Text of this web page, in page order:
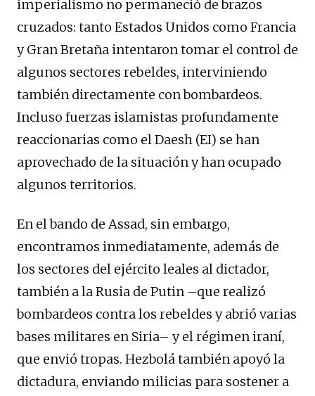
imperialismo no permaneció de brazos
cruzados: tanto Estados Unidos como Francia
y Gran Bretaña intentaron tomar el control de
algunos sectores rebeldes, interviniendo
también directamente con bombardeos.
Incluso fuerzas islamistas profundamente
reaccionarias como el Daesh (EI) se han
aprovechado de la situación y han ocupado
algunos territorios.
En el bando de Assad, sin embargo,
encontramos inmediatamente, además de
los sectores del ejército leales al dictador,
también a la Rusia de Putin –que realizó
bombardeos contra los rebeldes y abrió varias
bases militares en Siria– y el régimen iraní,
que envió tropas. Hezbolá también apoyó la
dictadura, enviando milicias para sostener a